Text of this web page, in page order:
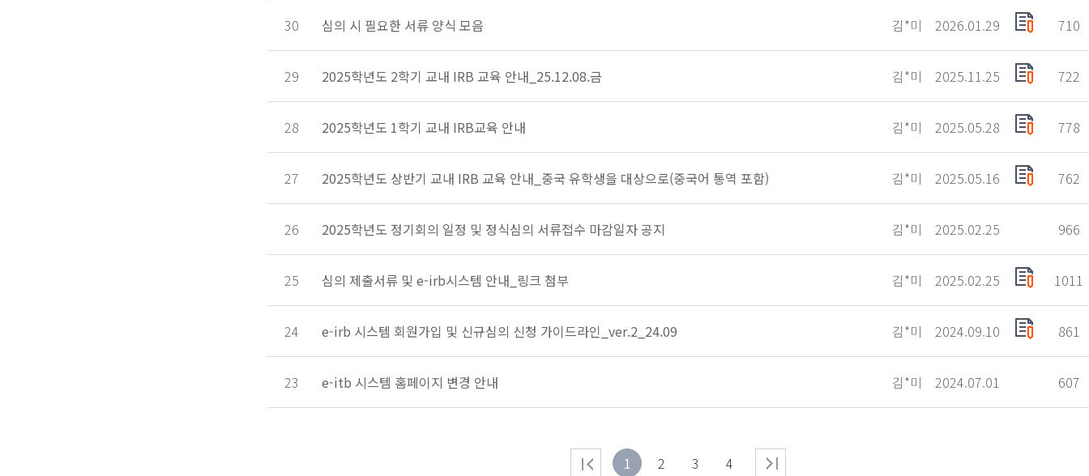
30 심의 시 필요한 서류 양식 모음 김*미 2026.01.29 710
29 2025학년도 2학기 교내 IRB 교육 안내_25.12.08.금 김*미 2025.11.25 722
28 2025학년도 1학기 교내 IRB교육 안내 김*미 2025.05.28 778
27 2025학년도 상반기 교내 IRB 교육 안내_중국 유학생을 대상으로(중국어 통역 포함) 김*미 2025.05.16 762
26 2025학년도 정기회의 일정 및 정식심의 서류접수 마감일자 공지 김*미 2025.02.25 966
25 심의 제출서류 및 e-irb시스템 안내_링크 첨부 김*미 2025.02.25 1011
24 e-irb 시스템 회원가입 및 신규심의 신청 가이드라인_ver.2_24.09 김*미 2024.09.10 861
23 e-itb 시스템 홈페이지 변경 안내 김*미 2024.07.01 607
1 2 3 4